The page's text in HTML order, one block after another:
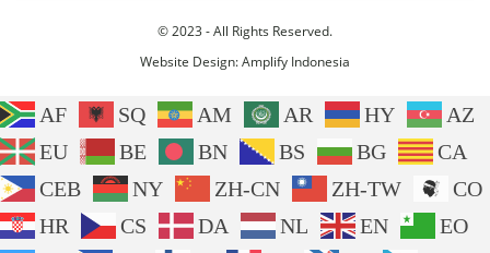
© 2023 - All Rights Reserved.
Website Design:Amplify Indonesia
AF SQ AM AR HY
AZ
EU
BE BN BS BG
CA
CEB
NY ZH-CN ZH-TW
CO
HR
CS DA NL EN
EO